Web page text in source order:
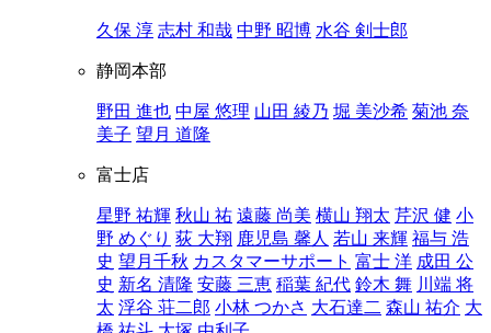
久保 淳 志村 和哉 中野 昭博 水谷 剣士郎
静岡本部
野田 進也 中屋 悠理 山田 綾乃 堀 美沙希 菊池 奈
美子 望月 道隆
富士店
星野 祐輝 秋山 祐 遠藤 尚美 横山 翔太 芹沢 健 小
野 めぐり 荻 大翔 鹿児島 馨人 若山 来輝 福与 浩
史 望月千秋 カスタマーサポート 富士 洋 成田 公
史 新名 清隆 安藤 三恵 稲葉 紀代 鈴木 舞 川端 将
太 浮谷 荘二郎 小林 つかさ 大石達二 森山 祐介 大